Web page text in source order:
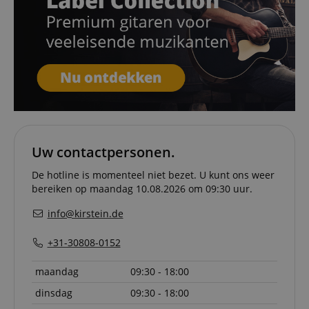
Uw contactpersonen.
De hotline is momenteel niet bezet. U kunt ons weer
bereiken op maandag 10.08.2026 om 09:30 uur.
info@kirstein.de
+31-30808-0152
maandag
09:30 - 18:00
dinsdag
09:30 - 18:00
session-id-apay
Amazon
.amazon.com
11 maanden
4 weken
This
used to
the
on the
and
apay-session-set
Amazon.com
Inc.
11 maanden
4 weken
Google Privacy Policy